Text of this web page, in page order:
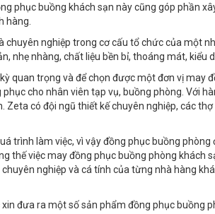
phục buồng khách sạn này cũng góp phần
hàng.
chuyên nghiệp trong cơ cấu tổ chức của một
nhẹ nhàng, chất liệu bền bỉ, thoáng mát, kiểu
quan trọng và để chọn được một đơn vị may
cho nhân viên tạp vụ, buồng phòng. Với
có đội ngũ thiết kế chuyên nghiệp, các
trình làm việc, vì vậy đồng phục buồng
thế việc may đồng phục buồng phòng khách
nghiệp và cá tính của từng nhà hàng
đưa ra một số sản phẩm đồng phục buồng